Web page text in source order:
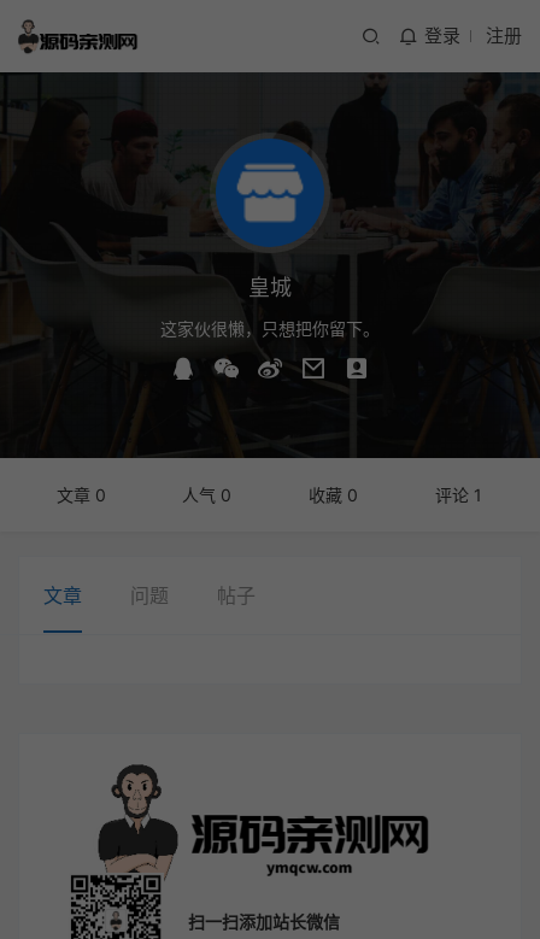
登录 注册
皇城
这家伙很懒，只想把你留下。
文章 0 人气 0 收藏 0 评论 1
文章 问题 帖子
扫一扫添加站长微信